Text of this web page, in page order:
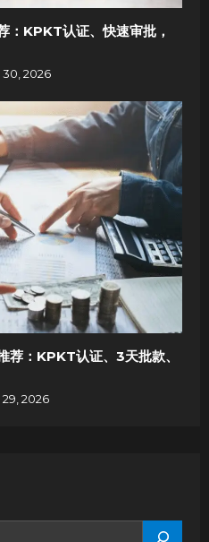
KPKT认证、快速审批，
30, 2026
：KPKT认证、3天批款、
29, 2026